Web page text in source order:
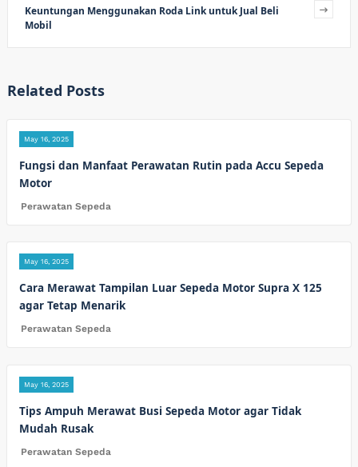
Keuntungan Menggunakan Roda Link untuk Jual Beli
Mobil
Related Posts
May 16, 2025
Fungsi dan Manfaat Perawatan Rutin pada Accu Sepeda
Motor
Perawatan Sepeda
May 16, 2025
Cara Merawat Tampilan Luar Sepeda Motor Supra X 125
agar Tetap Menarik
Perawatan Sepeda
May 16, 2025
Tips Ampuh Merawat Busi Sepeda Motor agar Tidak
Mudah Rusak
Perawatan Sepeda